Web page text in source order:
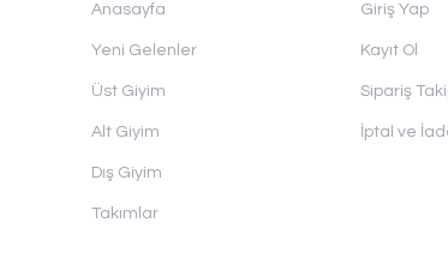
Anasayfa
Yeni Gelenler
Üst Giyim
Alt Giyim
Dış Giyim
Takımlar
Giriş Yap
Kayıt Ol
Sipariş
İptal ve